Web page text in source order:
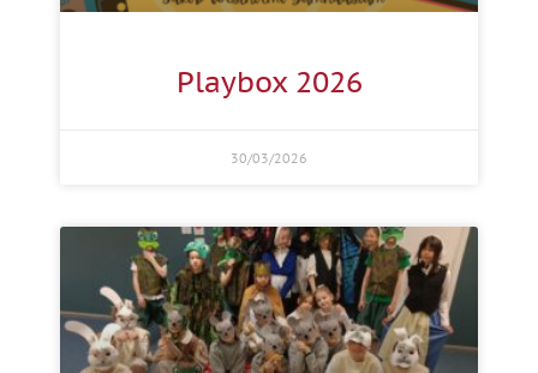
Playbox 2026
30/03/2026